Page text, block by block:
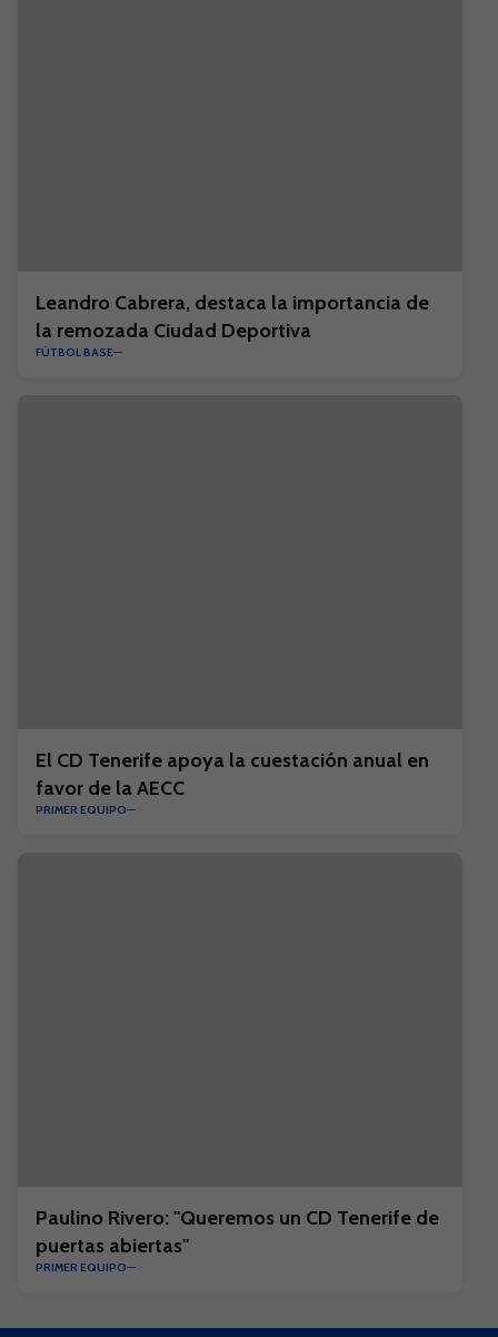
Leandro Cabrera, destaca la importancia de
la remozada Ciudad Deportiva
FÚTBOL BASE
El CD Tenerife apoya la cuestación anual en
favor de la AECC
PRIMER EQUIPO
Paulino Rivero: "Queremos un CD Tenerife de
puertas abiertas"
PRIMER EQUIPO